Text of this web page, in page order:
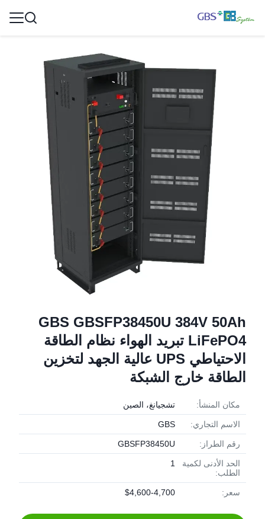
GBS GBSFP38450U 384V 50Ah
LiFePO4 تبريد الهواء نظام الطاقة
الاحتياطي UPS عالية الجهد لتخزين
الطاقة خارج الشبكة
مكان المنشأ: تشجيانغ، الصين
الاسم التجاري: GBS
رقم الطراز: GBSFP38450U
الحد الأدنى لكمية
الطلب:
1
سعر: $4,600-4,700